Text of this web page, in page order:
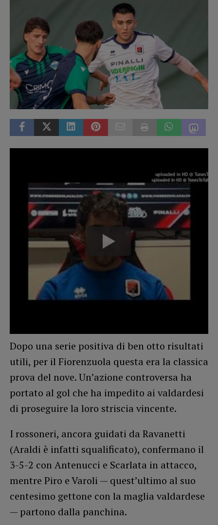
Dopo una serie positiva di ben otto risultati
utili, per il Fiorenzuola questa era la classica
prova del nove. Un’azione controversa ha
portato al gol che ha impedito ai valdardesi
di proseguire la loro striscia vincente.
I rossoneri, ancora guidati da Ravanetti
(Araldi è infatti squalificato), confermano il
3-5-2 con Antenucci e Scarlata in attacco,
mentre Piro e Varoli — quest’ultimo al suo
centesimo gettone con la maglia valdardese
— partono dalla panchina.